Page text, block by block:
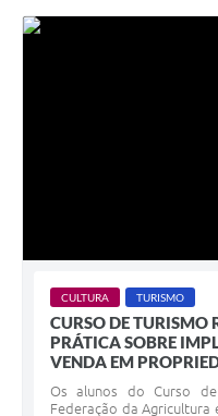
CULTURA TURISMO
CURSO DE TURISMO
PRÁTICA SOBRE
VENDA EM
Os alunos do Curso
Federação da Agricultura